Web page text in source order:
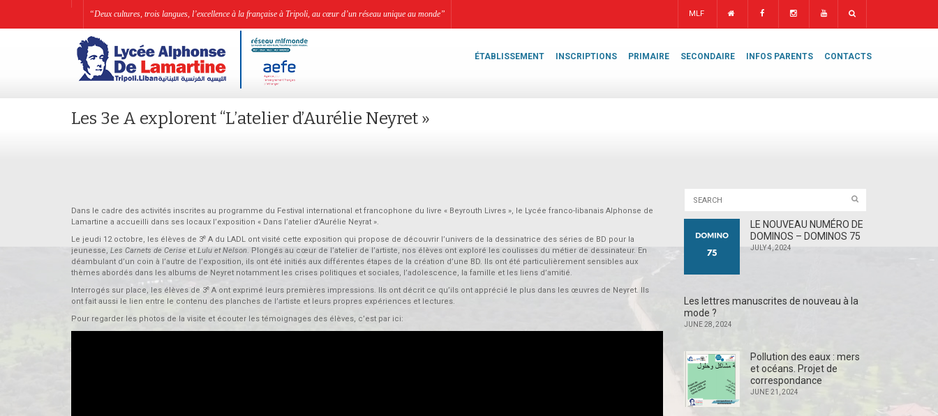
“Deux cultures, trois langues, l’excellence à la française à Tripoli, au cœur d’un réseau unique au monde” MLF
ÉTABLISSEMENT INSCRIPTIONS PRIMAIRE SECONDAIRE INFOS PARENTS CONTACTS
Les 3e A explorent “L’atelier d’Aurélie Neyret »
Dans le cadre des activités inscrites au programme du Festival international et francophone du livre « Beyrouth Livres », le Lycée franco-libanais Alphonse de
Lamartine a accueilli dans ses locaux l’exposition « Dans l’atelier d’Aurélie Neyrat ».
Le jeudi 12 octobre, les élèves de 3e A du LADL ont visité cette exposition qui propose de découvrir l’univers de la dessinatrice des séries de BD pour la
jeunesse, Les Carnets de Cerise et Lulu et Nelson. Plongés au cœur de l’atelier de l’artiste, nos élèves ont exploré les coulisses du métier de dessinateur. En
déambulant d’un coin à l’autre de l’exposition, ils ont été initiés aux différentes étapes de la création d’une BD. Ils ont été particulièrement sensibles aux
thèmes abordés dans les albums de Neyret notamment les crises politiques et sociales, l’adolescence, la famille et les liens d’amitié.
Interrogés sur place, les élèves de 3e A ont exprimé leurs premières impressions. Ils ont décrit ce qu’ils ont apprécié le plus dans les œuvres de Neyret. Ils
ont fait aussi le lien entre le contenu des planches de l’artiste et leurs propres expériences et lectures.
Pour regarder les photos de la visite et écouter les témoignages des élèves, c’est par ici:
LE NOUVEAU NUMÉRO DE
DOMINOS – DOMINOS 75
JULY 4, 2024
Les lettres manuscrites de nouveau à la
mode ?
JUNE 28, 2024
Pollution des eaux : mers
et océans. Projet de
correspondance
JUNE 21, 2024